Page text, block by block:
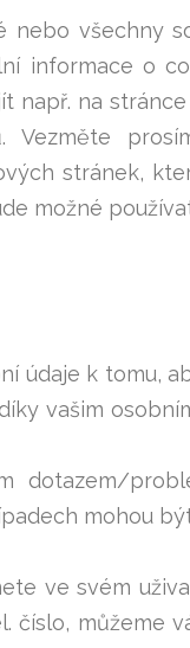
nebo všechny
informace o
na stránce
Vezměte
stránek,
možné
údaje k tomu,
vašim
dotazem/
mohou
ve svém
číslo, můžeme